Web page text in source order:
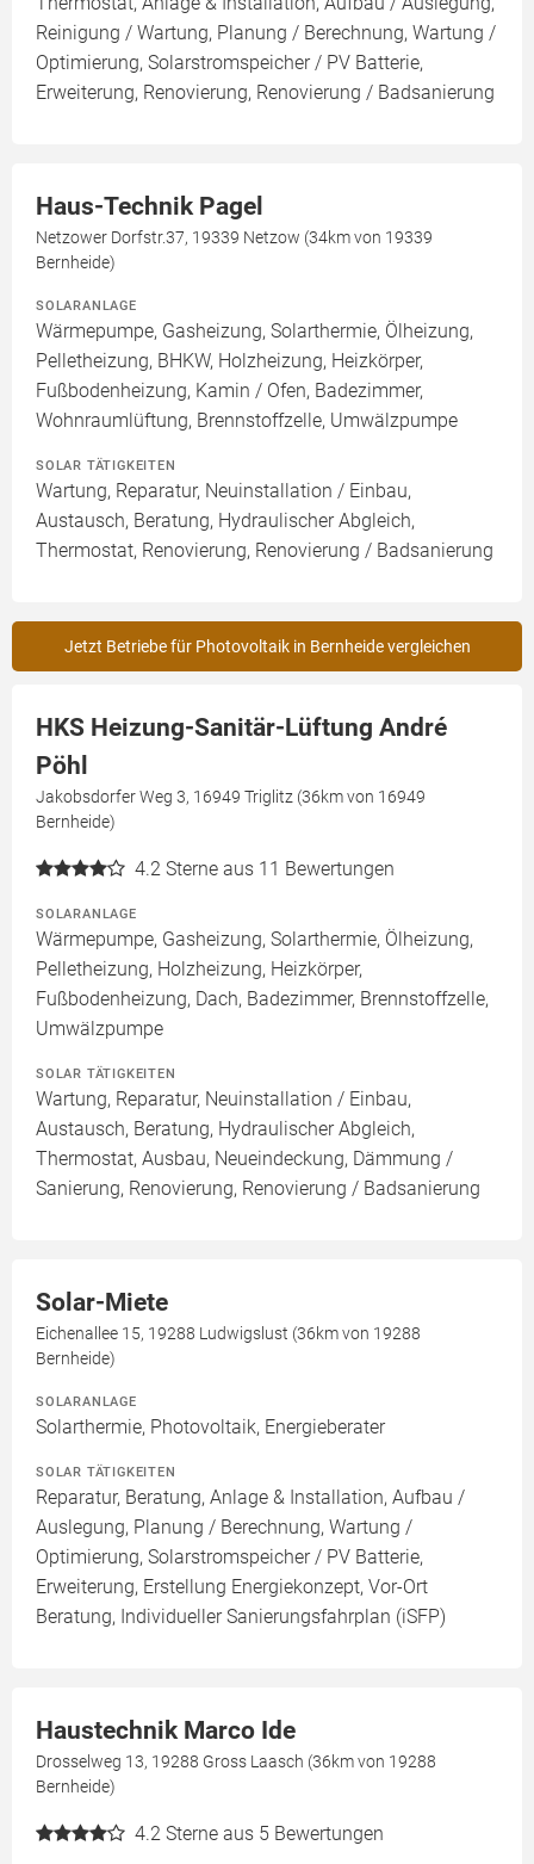
Reinigung / Wartung, Planung / Berechnung, Wartung /
Optimierung, Solarstromspeicher / PV Batterie,
Erweiterung, Renovierung, Renovierung / Badsanierung
Haus-Technik Pagel
Netzower Dorfstr.37, 19339 Netzow (34km von 19339
Bernheide)
SOLARANLAGE
Wärmepumpe, Gasheizung, Solarthermie, Ölheizung,
Pelletheizung, BHKW, Holzheizung, Heizkörper,
Fußbodenheizung, Kamin / Ofen, Badezimmer,
Wohnraumlüftung, Brennstoffzelle, Umwälzpumpe
SOLAR TÄTIGKEITEN
Wartung, Reparatur, Neuinstallation / Einbau,
Austausch, Beratung, Hydraulischer Abgleich,
Thermostat, Renovierung, Renovierung / Badsanierung
Jetzt Betriebe für Photovoltaik in Bernheide vergleichen
HKS Heizung-Sanitär-Lüftung André
Pöhl
Jakobsdorfer Weg 3, 16949 Triglitz (36km von 16949
Bernheide)
4.2 Sterne aus 11 Bewertungen
SOLARANLAGE
Wärmepumpe, Gasheizung, Solarthermie, Ölheizung,
Pelletheizung, Holzheizung, Heizkörper,
Fußbodenheizung, Dach, Badezimmer, Brennstoffzelle,
Umwälzpumpe
SOLAR TÄTIGKEITEN
Wartung, Reparatur, Neuinstallation / Einbau,
Austausch, Beratung, Hydraulischer Abgleich,
Thermostat, Ausbau, Neueindeckung, Dämmung /
Sanierung, Renovierung, Renovierung / Badsanierung
Solar-Miete
Eichenallee 15, 19288 Ludwigslust (36km von 19288
Bernheide)
SOLARANLAGE
Solarthermie, Photovoltaik, Energieberater
SOLAR TÄTIGKEITEN
Reparatur, Beratung, Anlage & Installation, Aufbau /
Auslegung, Planung / Berechnung, Wartung /
Optimierung, Solarstromspeicher / PV Batterie,
Erweiterung, Erstellung Energiekonzept, Vor-Ort
Beratung, Individueller Sanierungsfahrplan (iSFP)
Haustechnik Marco Ide
Drosselweg 13, 19288 Gross Laasch (36km von 19288
Bernheide)
4.2 Sterne aus 5 Bewertungen